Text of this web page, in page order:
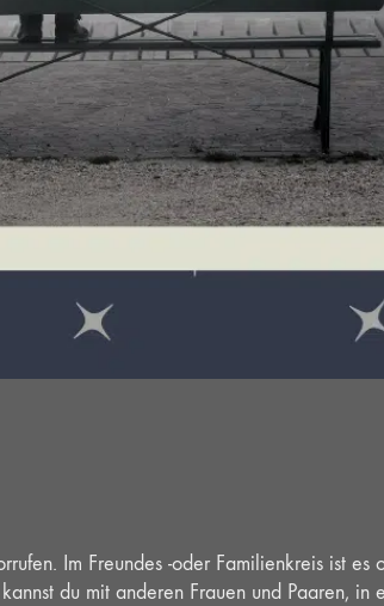
Im Freundes -oder Familienkreis ist es
du mit anderen Frauen und Paaren, in